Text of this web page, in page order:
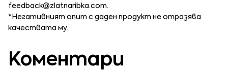
feedback@zlatnaribka.com.
*Негативният опит с даден продукт не отразява
качествата му.
Коментари